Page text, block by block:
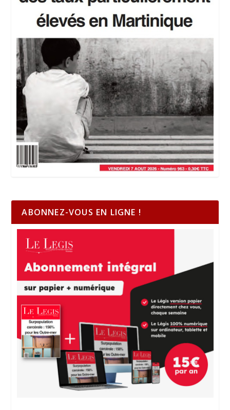
ABONNEZ-VOUS EN LIGNE !